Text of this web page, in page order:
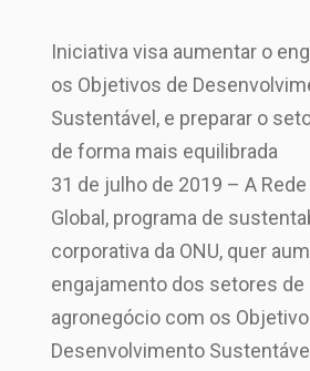
Iniciativa visa aumentar o
os Objetivos de
Sustentável, e preparar o
de forma mais equilibrada
31 de julho de 2019 – A
Global, programa de
corporativa da ONU, quer
engajamento dos setores de
agronegócio com os
Desenvolvimento